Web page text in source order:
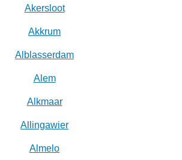
Akersloot
Akkrum
Alblasserdam
Alem
Alkmaar
Allingawier
Almelo